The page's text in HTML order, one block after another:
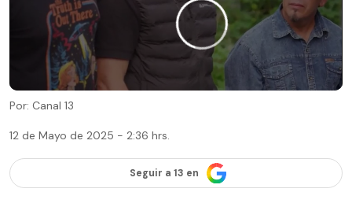
Por: Canal 13
12 de Mayo de 2025 - 2:36 hrs.
Seguir a 13 en